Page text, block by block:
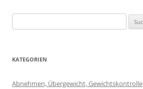
nach:
KATEGORIEN
Abnehmen, Übergewicht, Gewichtskontrolle